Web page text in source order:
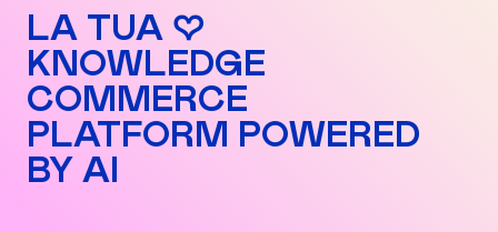
LA TUA ♡
KNOWLEDGE
COMMERCE
PLATFORM POWERED
BY AI